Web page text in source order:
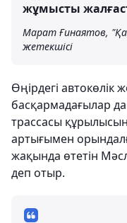
жұмысты
Марат Ғинаятов,
жетекшісі
Өңірдегі
басқармадағылар
трассасы
артығымен
жақында өтетін
деп отыр.